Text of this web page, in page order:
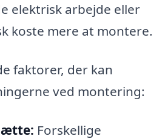
elektrisk arbejde eller
koste mere at montere.
faktorer, der kan
ved montering:
Forskellige